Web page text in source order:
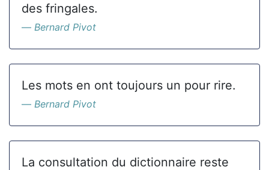
des fringales.
Bernard Pivot
Les mots en ont toujours un pour rire.
Bernard Pivot
La consultation du dictionnaire reste